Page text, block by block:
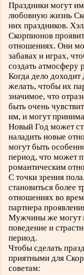
Праздники могут
любовную жизнь
них праздников.
Скорпионов
отношениях. Они
забавах и играх,
создать атмосферу
Когда дело
желать, чтобы их
значимое, что
быть очень
им, и могут
Новый Год может
наладить новые
могут быть
период, что может
романтическим
С точки зрения
становиться более
отношениях во
партнера
Мужчины же могут
поведение и
период.
Чтобы сделать
приятными для
советам: